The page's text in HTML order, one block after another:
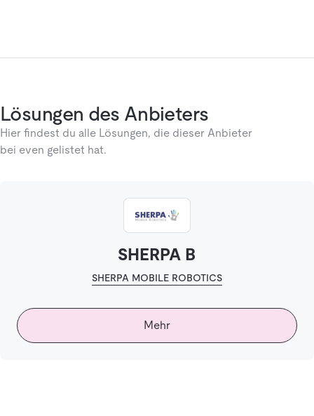
Lösungen des Anbieters
Hier findest du alle Lösungen, die dieser Anbieter
bei even gelistet hat.
SHERPA B
SHERPA MOBILE ROBOTICS
Mehr